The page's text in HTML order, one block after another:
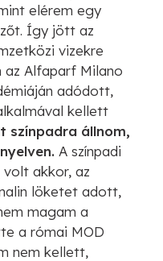
elérem egy
Így jött az
vizekre
az Alfaparf Milano
adódott,
kellett
színpadra állnom,
A színpadi
akkor, az
löketet adott,
magam a
a római MOD
nem kellett,